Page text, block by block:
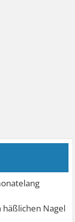
Nagel